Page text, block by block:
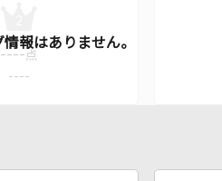
---- 点
----